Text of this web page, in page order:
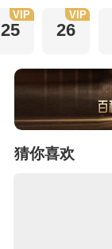
25
VIP
26
VIP
猜你喜欢